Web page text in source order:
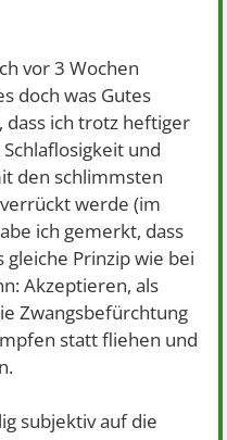
vor 3 Wochen
doch was Gutes
dass ich trotz heftiger
und
den schlimmsten
werde (im
ich gemerkt, dass
gleiche Prinzip wie bei
Akzeptieren, als
Zwangsbefürchtung
statt fliehen und
subjektiv auf die